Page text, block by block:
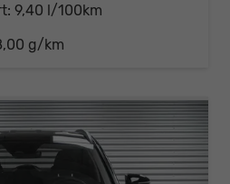
9,40 l/100km
g/km